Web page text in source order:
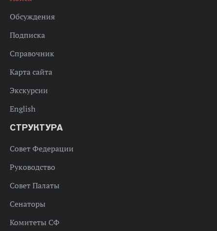
Обсуждения
Подписка
Справочник
Карта сайта
Экскурсии
English
СТРУКТУРА
Совет Федерации
Руководство
Совет Палаты
Сенаторы
Комитеты СФ